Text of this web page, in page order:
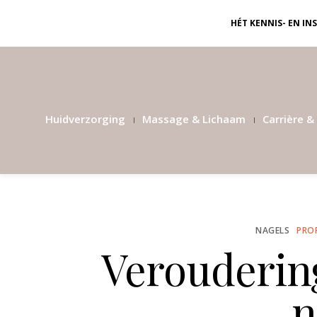
HÉT KENNIS- EN
Huidverzorging Massage & Lichaam Carrière
NAGELS